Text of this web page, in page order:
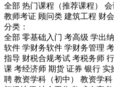
全部 热门课程（推荐课程） 会
教师考证 顾问类 建筑工程 财
分类：
全部 零基础入门 考高级 学出纳
软件 学财务软件 学财务管理
指导 财税合规考试 考税务师
课 考经济师 期货 证券 银行 实
聘 教资学科（初中） 教资学科